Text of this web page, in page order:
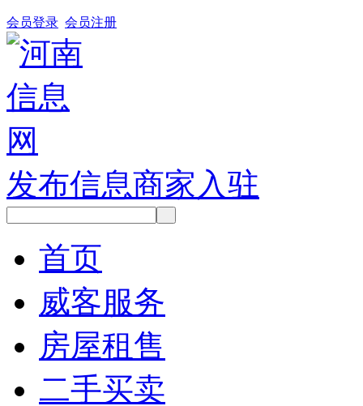
会员登录 会员注册
发布信息商家入驻
首页
威客服务
房屋租售
二手买卖